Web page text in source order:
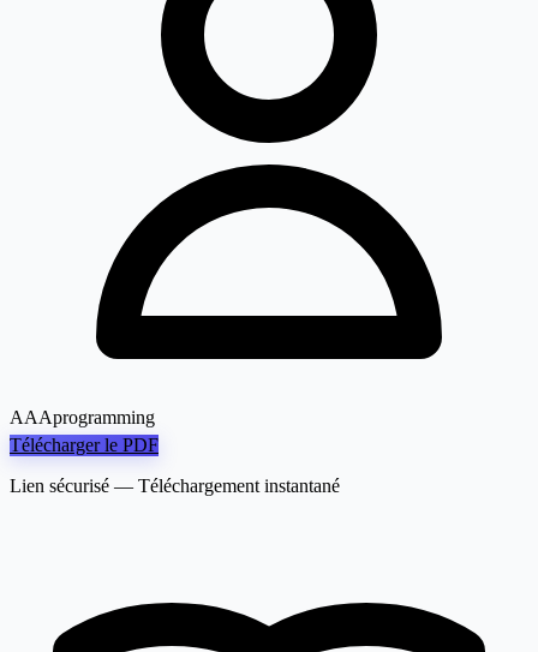
AAAprogramming
Télécharger le PDF
Lien sécurisé — Téléchargement instantané